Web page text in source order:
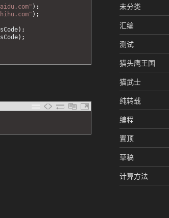
) ;
) ;
) ;
) ;
未分类
汇编
测试
猫头鹰王国
猫武士
纯转载
编程
置顶
草稿
计算方法